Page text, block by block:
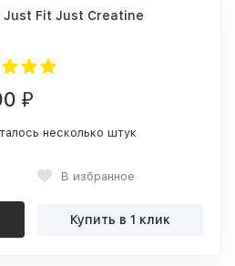
Just Fit Just Creatine
₽
несколько штук
В избранное
Купить в 1 клик